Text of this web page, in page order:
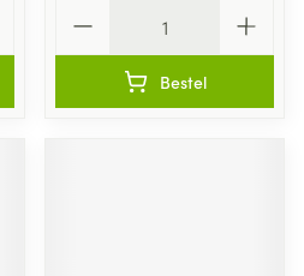
Bestel